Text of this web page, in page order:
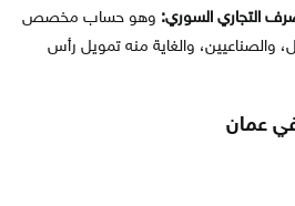
التجاري السوري: وهو حساب مخصص
والصناعيين، والغاية منه تمويل رأس
عمان